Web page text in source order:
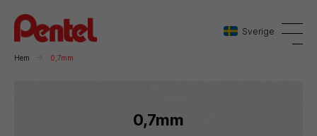
Sverige
Sverige
Hem 0,7mm
0,7mm